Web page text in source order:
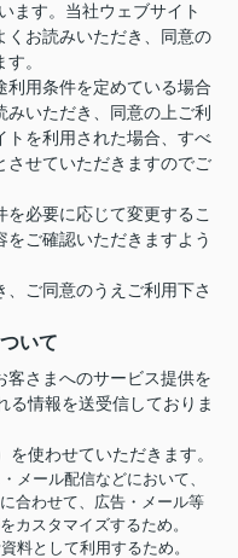
ます。当社ウェブサイト
くお読みいただき、同意の
。
利用条件を定めている場合
いただき、同意の上ご利
トを利用された場合、すべ
させていただきますのでご
必要に応じて変更するこ
ご確認いただきますよう
ご同意のうえご利用下さ
いて
客さまへのサービス提供を
る情報を送受信しておりま
使わせていただきます。
メール配信などにおいて、
合わせて、広告・メール等
カスタマイズするため。
料として利用するため。